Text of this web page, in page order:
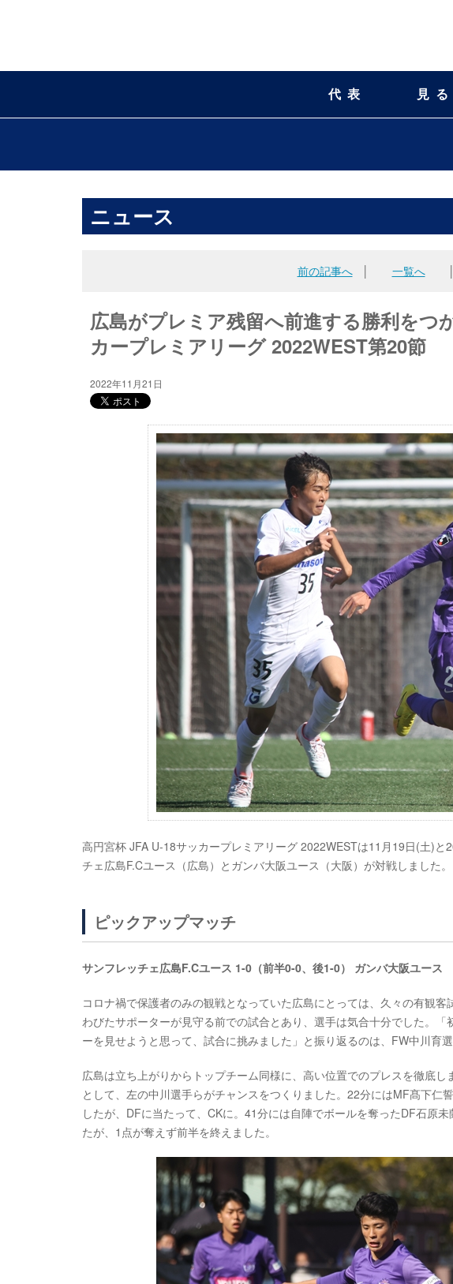
代表 見る
ニュース
前の記事へ│ 一覧へ
広島がプレミア残留へ前進する勝利を
カープレミアリーグ 2022WEST第20節
2022年11月21日
高円宮杯 JFA U-18サッカープレミアリーグ 2022WESTは11月19日(土)
チェ広島F.Cユース（広島）とガンバ大阪ユース（大阪）が対戦しました。
ピックアップマッチ
サンフレッチェ広島F.Cユース 1-0（前半0-0、後1-0） ガンバ大阪ユース
コロナ禍で保護者のみの観戦となっていた広島にとっては、久々の有観
わびたサポーターが見守る前での試合とあり、選手は気合十分でした。
ーを見せようと思って、試合に挑みました」と振り返るのは、FW中川育選
広島は立ち上がりからトップチーム同様に、高い位置でのプレスを徹底
として、左の中川選手らがチャンスをつくりました。22分にはMF髙下仁
したが、DFに当たって、CKに。41分には自陣でボールを奪ったDF石原
たが、1点が奪えず前半を終えました。